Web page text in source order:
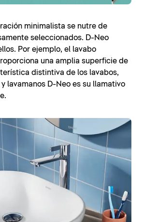
minimalista se nutre de
seleccionados. D-Neo
Por ejemplo, el lavabo
una amplia superficie de
distintiva de los lavabos,
lavamanos D-Neo es su llamativo